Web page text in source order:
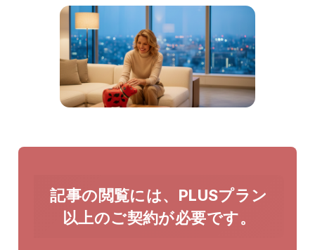
記事の閲覧には、PLUSプラン
以上のご契約が必要です。